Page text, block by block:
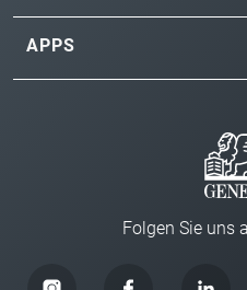
APPS
Folgen Sie uns